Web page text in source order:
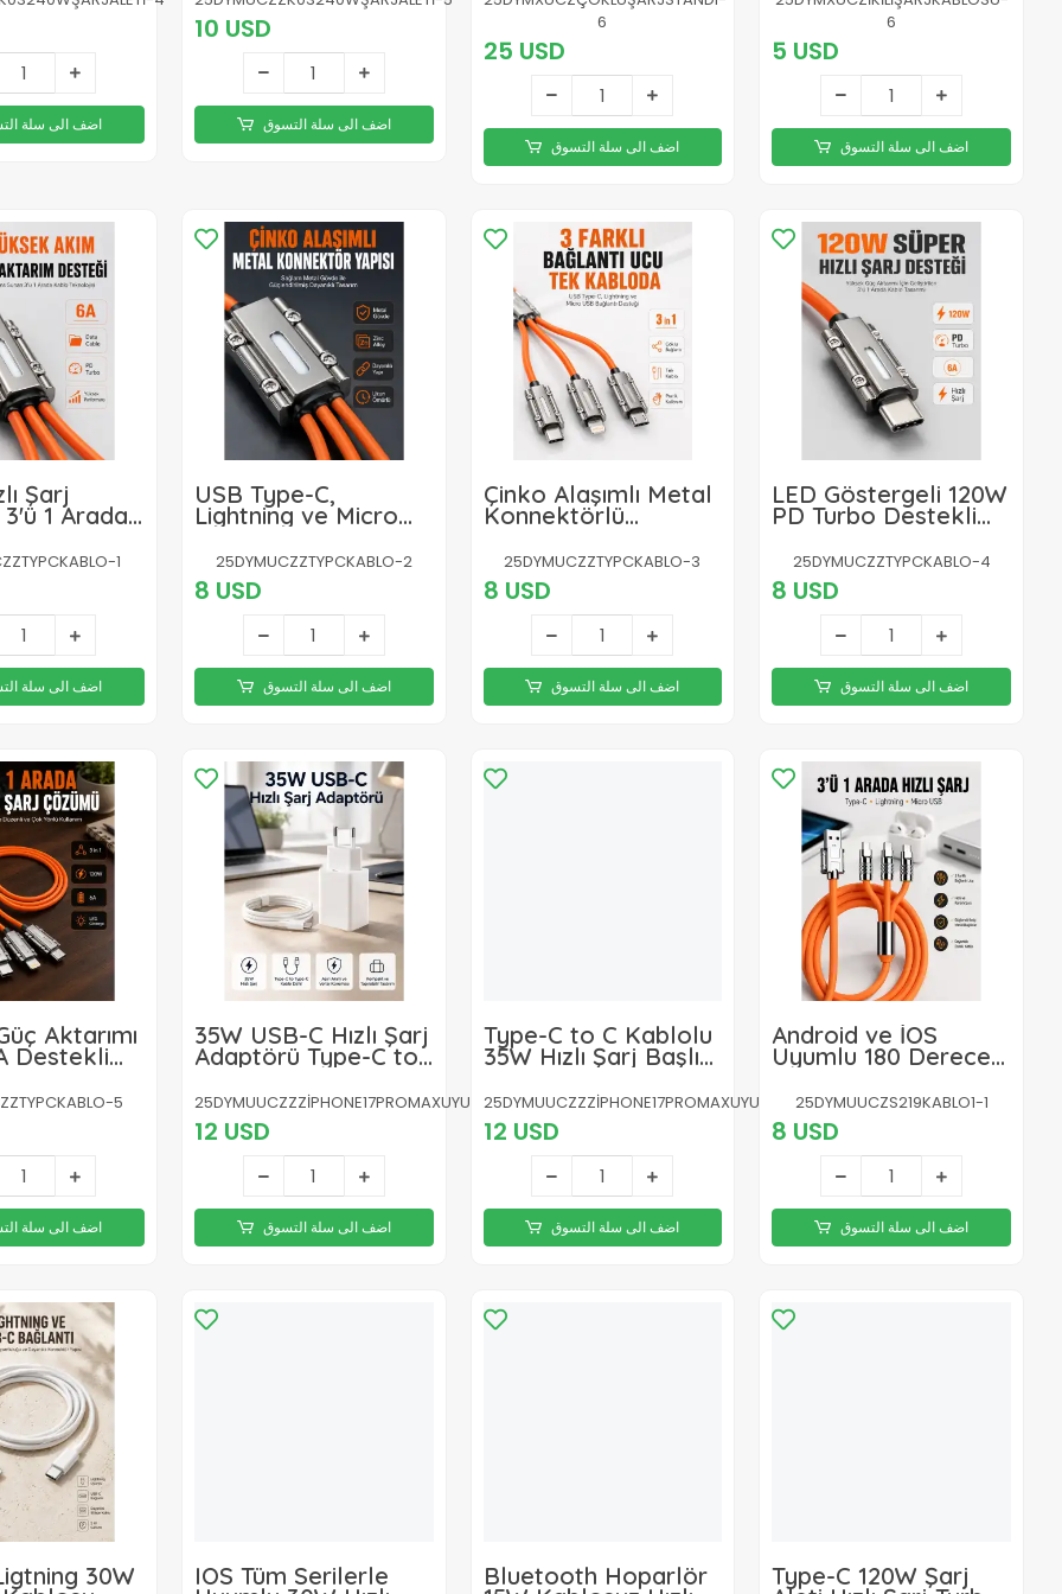
اضف الى سلة
10 USD
اضف الى سلة التسوق
6
25 USD
اضف الى سلة التسوق
6
5 USD
اضف الى سلة التسوق
Şarj
1 Arada
1
اضف الى سلة
USB Type-C,
Lightning ve Micro
Arada Hızlı Şarj
Kablosu
25DYMUCZZTYPCKABLO-2
8 USD
اضف الى سلة التسوق
Çinko Alaşımlı Metal
Konnektörlü
Şarj Kablosu
25DYMUCZZTYPCKABLO-3
8 USD
اضف الى سلة التسوق
LED Göstergeli 120W
PD Turbo Destekli
Şarj Kablosu
25DYMUCZZTYPCKABLO-4
8 USD
اضف الى سلة التسوق
Aktarımı
Destekli
5
اضف الى سلة
35W USB-C Hızlı Şarj
Adaptörü Type-C to
C Kablo Seti
25DYMUUCZZZİPHONE17PROMAXUYUMLUŞARJSETİ-6
12 USD
اضف الى سلة التسوق
Type-C to C Kablolu
35W Hızlı Şarj Başlığı
25DYMUUCZZZİPHONE17PROMAXUYUMLUŞARJSETİ-7
12 USD
اضف الى سلة التسوق
Android ve İOS
Uyumlu 180 Derece
Type-c Şarj Kablosu
Yeni Nesil
25DYMUUCZS219KABLO1-1
8 USD
اضف الى سلة التسوق
30W IOS Tüm Serilerle Bluetooth Hoparlör Type-C 120W Şarj